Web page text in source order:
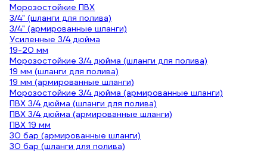
Морозостойкие ПВХ
3/4" (шланги для полива)
3/4" (армированные шланги)
Усиленные 3/4 дюйма
19-20 мм
Морозостойкие 3/4 дюйма (шланги для полива)
19 мм (шланги для полива)
19 мм (армированные шланги)
Морозостойкие 3/4 дюйма (армированные шланги)
ПВХ 3/4 дюйма (шланги для полива)
ПВХ 3/4 дюйма (армированные шланги)
ПВХ 19 мм
30 бар (армированные шланги)
30 бар (шланги для полива)